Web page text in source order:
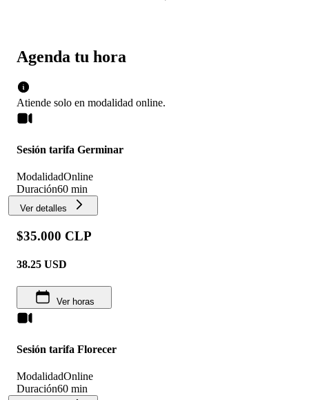
Agenda tu hora
Atiende solo en modalidad online.
Sesión tarifa Germinar
ModalidadOnline
Duración60 min
Ver detalles
$35.000 CLP
38.25 USD
Ver horas
Sesión tarifa Florecer
ModalidadOnline
Duración60 min